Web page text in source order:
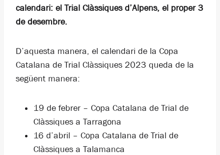
calendari: el Trial Clàssiques d’Alpens, el proper 3
de desembre.
D’aquesta manera, el calendari de la Copa
Catalana de Trial Clàssiques 2023 queda de la
següent manera:
19 de febrer – Copa Catalana de Trial de
Clàssiques a Tarragona
16 d’abril – Copa Catalana de Trial de
Clàssiques a Talamanca